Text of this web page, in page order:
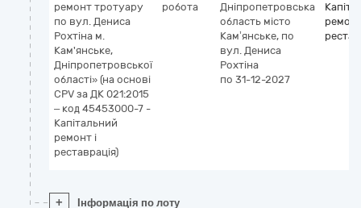
ремонт тротуару
по вул. Дениса
Рохтіна м.
Кам'янське,
Дніпропетровської
області» (на основі
CPV за ДК 021:2015
– код 45453000-7 -
Капітальний
ремонт і
реставрація)
робота
Дніпропетровська
область місто
Кам’янське, по
вул. Дениса
Рохтіна
по 31-12-2027
ремонт
+ Інформація по лоту